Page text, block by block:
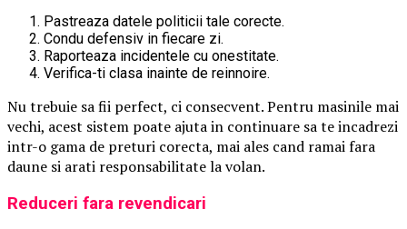
Pastreaza datele politicii tale corecte.
Condu defensiv in fiecare zi.
Raporteaza incidentele cu onestitate.
Verifica-ti clasa inainte de reinnoire.
Nu trebuie sa fii perfect, ci consecvent. Pentru masinile mai
vechi, acest sistem poate ajuta in continuare sa te incadrezi
intr-o gama de preturi corecta, mai ales cand ramai fara
daune si arati responsabilitate la volan.
Reduceri fara revendicari